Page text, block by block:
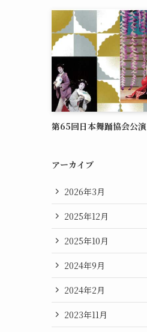
第65回日本舞踊協会公演
アーカイブ
2026年3月
2025年12月
2025年10月
2024年9月
2024年2月
2023年11月